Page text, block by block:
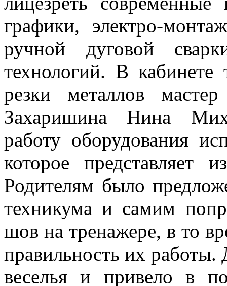
графики, электро-
ручной дуговой
технологий. В кабинете
резки металлов мастер
Захаришина Нина
работу оборудования
которое представляет
Родителям было
техникума и самим
шов на тренажере, в то
правильность их работы.
веселья и привело в